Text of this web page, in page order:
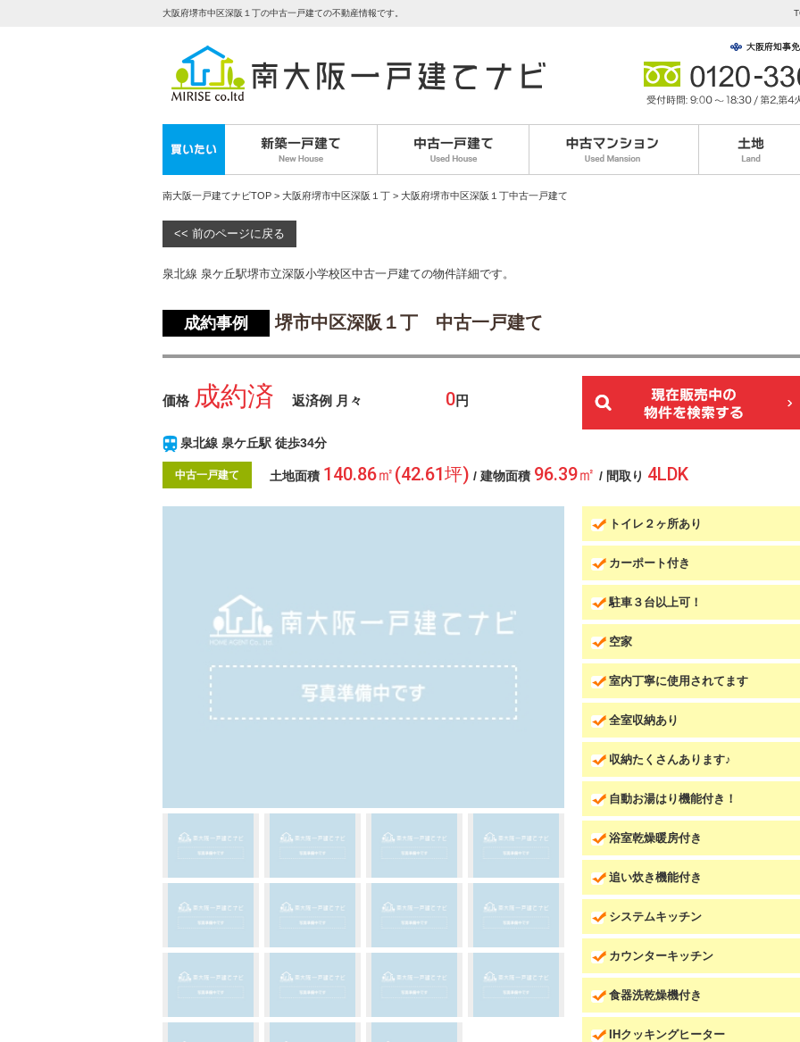
大阪府堺市中区深阪１丁の中古一戸建ての不動産情報です。
南大阪一戸建てナビTOP > 大阪府堺市中区深阪１丁 > 大阪府堺市中区深阪１丁中古一戸建て
<< 前のページに戻る
泉北線 泉ケ丘駅堺市立深阪小学校区中古一戸建ての物件詳細です。
成約事例 堺市中区深阪１丁 中古一戸建て
価格 成約済 返済例 月々 円
泉北線 泉ケ丘駅 徒歩34分
中古一戸建て 土地面積 140.86㎡(42.61坪) / 建物面積 96.39㎡ / 間取り 4LDK
トイレ２ヶ所あり
カーポート付き
駐車３台以上可！
空家
室内丁寧に使用されてます
全室収納あり
収納たくさんあります♪
自動お湯はり機能付き！
浴室乾燥暖房付き
追い炊き機能付き
システムキッチン
カウンターキッチン
食器洗乾燥機付き
IHクッキングヒーター